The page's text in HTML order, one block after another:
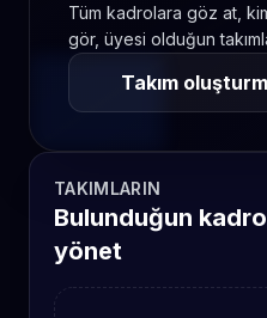
Tüm kadrolara göz at,
gör, üyesi olduğun
Takım
TAKIMLARIN
Bulunduğun
yönet